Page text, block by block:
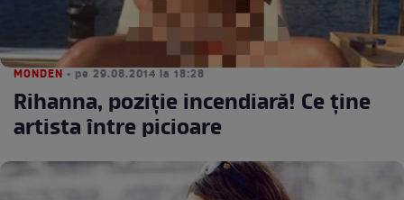
MONDEN • pe 29.08.2014 la 18:28
Rihanna, poziţie incendiară! Ce ţine
artista între picioare